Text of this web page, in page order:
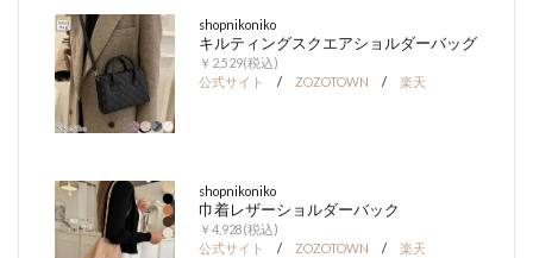
shopnikoniko
キルティングスクエアショルダーバッグ
￥2,529(税込)
公式サイト
/ ZOZOTOWN / 楽天
shopnikoniko
巾着レザーショルダーバック
￥4,928(税込)
公式サイト
/ ZOZOTOWN / 楽天